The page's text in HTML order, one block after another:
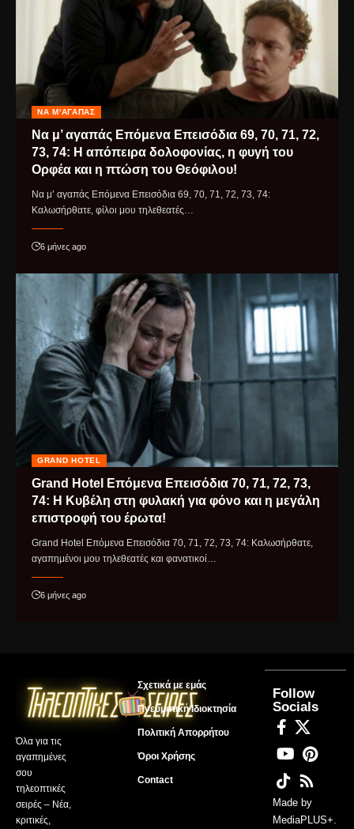
ΝΑ Μ'ΑΓΑΠΆΣ
Να μ’ αγαπάς Επόμενα Επεισόδια 69, 70, 71, 72,
73, 74: Η απόπειρα δολοφονίας, η φυγή του
Ορφέα και η πτώση του Θεόφιλου!
Να μ’ αγαπάς Επόμενα Επεισόδια 69, 70, 71, 72, 73, 74:
Καλωσήρθατε, φίλοι μου τηλεθεατές…
6 μήνες ago
GRAND HOTEL
Grand Hotel Επόμενα Επεισόδια 70, 71, 72, 73,
74: Η Κυβέλη στη φυλακή για φόνο και η μεγάλη
επιστροφή του έρωτα!
Grand Hotel Επόμενα Επεισόδια 70, 71, 72, 73, 74: Καλωσήρθατε,
αγαπημένοι μου τηλεθεατές και φανατικοί…
6 μήνες ago
Όλα για τις
αγαπημένες
σου
τηλεοπτικές
σειρές – Νέα,
κριτικές,
Σχετικά με εμάς
Πνευματική Ιδιοκτησία
Πολιτική Απορρήτου
Όροι Χρήσης
Contact
Follow
Socials
Made by
MediaPLUS+